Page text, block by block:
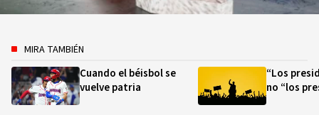
MIRA TAMBIÉN
Cuando el béisbol se
vuelve patria
“Los
no “los